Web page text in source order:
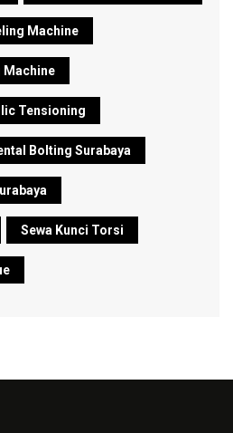
Machine
Machine
Tensioning
Bolting Surabaya
Sewa Kunci Torsi